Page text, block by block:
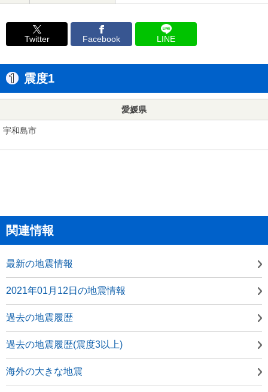
Twitter Facebook LINE
震度1
愛媛県
宇和島市
関連情報
最新の地震情報
2021年01月12日の地震情報
過去の地震履歴
過去の地震履歴(震度3以上)
海外の大きな地震